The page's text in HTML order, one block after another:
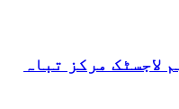
لاجسٹک مرکز تباہ